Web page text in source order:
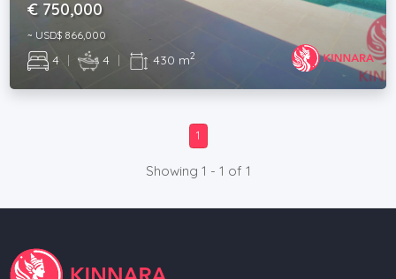
€ 750,000
~ USD$ 866,000
4 | 4 | 430 m2
1
Showing 1 - 1 of 1